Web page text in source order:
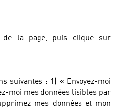
de la page, puis clique sur
suivantes : 1) « Envoyez-moi
moi mes données lisibles par
mes données et mon